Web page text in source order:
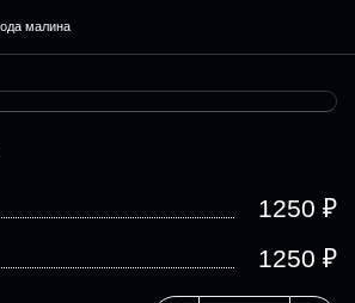
малина
1250 ₽
1250 ₽